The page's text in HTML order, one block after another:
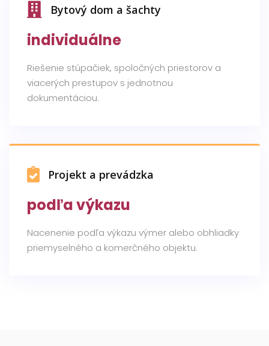
Bytový dom a šachty
individuálne
Riešenie stúpačiek, spoločných priestorov a
viacerých prestupov s jednotnou
dokumentáciou.
Projekt a prevádzka
podľa výkazu
Nacenenie podľa výkazu výmer alebo obhliadky
priemyselného a komerčného objektu.